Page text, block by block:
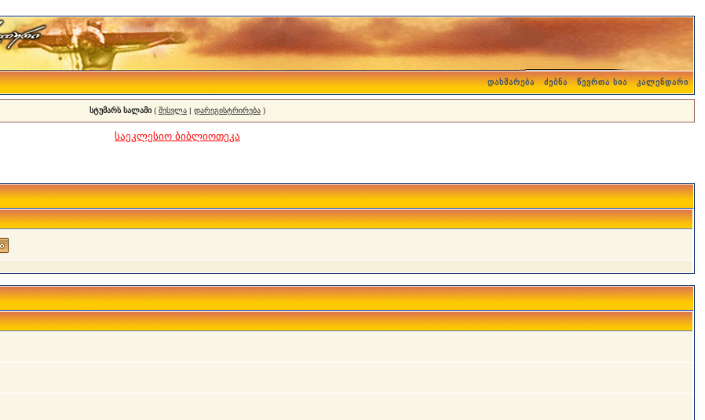
დახმარება ძებნა წევრთა სია კალენდარი
სტუმარს სალამი( შესვლა| დარეგისტრირება)
საეკლესიო ბიბლიოთეკა